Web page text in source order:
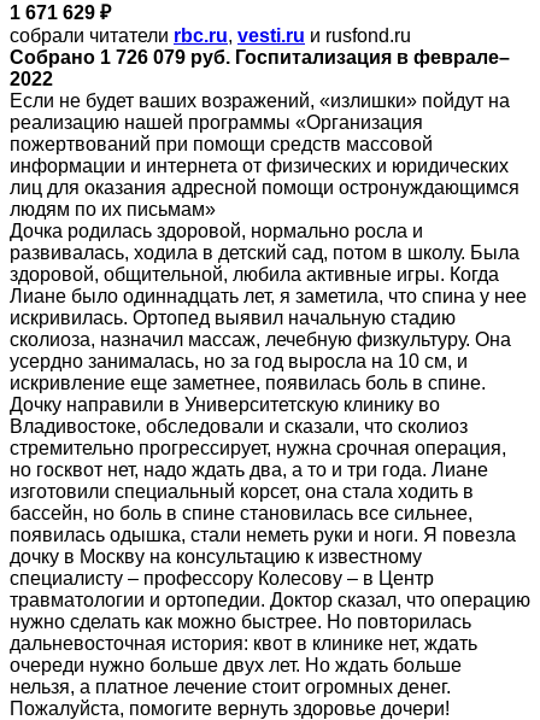
1 671 629 ₽
собрали читатели rbc.ru, vesti.ru и rusfond.ru
Собрано 1 726 079 руб. Госпитализация в феврале–
2022
Если не будет ваших возражений, «излишки» пойдут на
реализацию нашей программы «Организация
пожертвований при помощи средств массовой
информации и интернета от физических и юридических
лиц для оказания адресной помощи остронуждающимся
людям по их письмам»
Дочка родилась здоровой, нормально росла и
развивалась, ходила в детский сад, потом в школу. Была
здоровой, общительной, любила активные игры. Когда
Лиане было одиннадцать лет, я заметила, что спина у нее
искривилась. Ортопед выявил начальную стадию
сколиоза, назначил массаж, лечебную физкультуру. Она
усердно занималась, но за год выросла на 10 см, и
искривление еще заметнее, появилась боль в спине.
Дочку направили в Университетскую клинику во
Владивостоке, обследовали и сказали, что сколиоз
стремительно прогрессирует, нужна срочная операция,
но госквот нет, надо ждать два, а то и три года. Лиане
изготовили специальный корсет, она стала ходить в
бассейн, но боль в спине становилась все сильнее,
появилась одышка, стали неметь руки и ноги. Я повезла
дочку в Москву на консультацию к известному
специалисту – профессору Колесову – в Центр
травматологии и ортопедии. Доктор сказал, что операцию
нужно сделать как можно быстрее. Но повторилась
дальневосточная история: квот в клинике нет, ждать
очереди нужно больше двух лет. Но ждать больше
нельзя, а платное лечение стоит огромных денег.
Пожалуйста, помогите вернуть здоровье дочери!